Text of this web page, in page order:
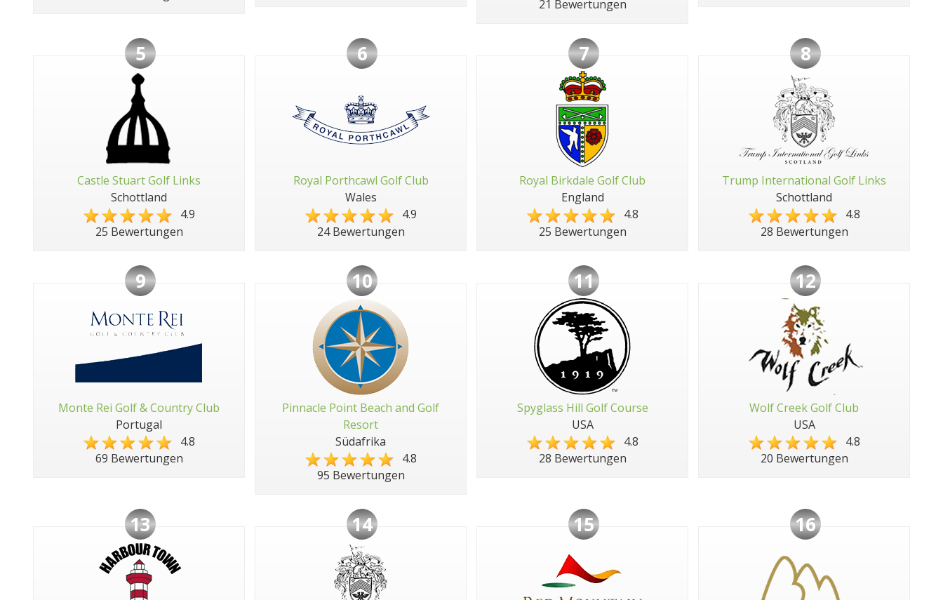
21 Bewertungen
5
Castle Stuart Golf Links
Schottland
4.9
25 Bewertungen
6
Royal Porthcawl Golf Club
Wales
4.9
24 Bewertungen
7
Royal Birkdale Golf Club
England
4.8
25 Bewertungen
8
Trump International Golf Links
Schottland
4.8
28 Bewertungen
9
Monte Rei Golf & Country Club
Portugal
4.8
69 Bewertungen
10
Pinnacle Point Beach and Golf
Resort
Südafrika
4.8
95 Bewertungen
11
Spyglass Hill Golf Course
USA
4.8
28 Bewertungen
12
Wolf Creek Golf Club
USA
4.8
20 Bewertungen
13 14 15 16